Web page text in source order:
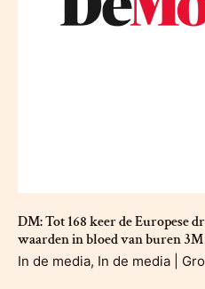
DM: Tot 168 keer de Europese
waarden in bloed van buren 3M
In de media, In de media |